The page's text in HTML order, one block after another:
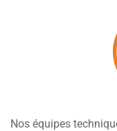
Nos équipes